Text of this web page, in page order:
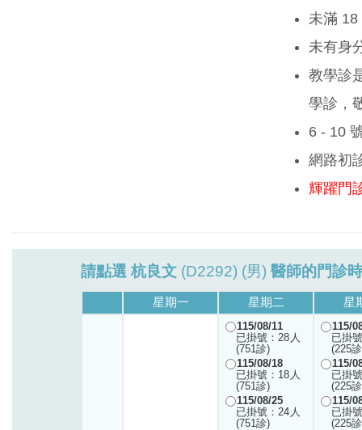
未滿 18
未有身
教學診
學診，
6 - 10
網路初
輝躍門